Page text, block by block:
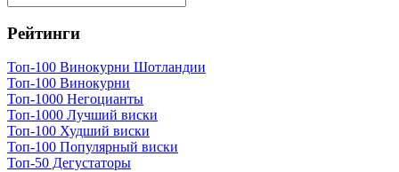
Рейтинги
Топ-100 Винокурни Шотландии
Топ-100 Винокурни
Топ-1000 Негоцианты
Топ-1000 Лучший виски
Топ-100 Худший виски
Топ-100 Популярный виски
Топ-50 Дегустаторы